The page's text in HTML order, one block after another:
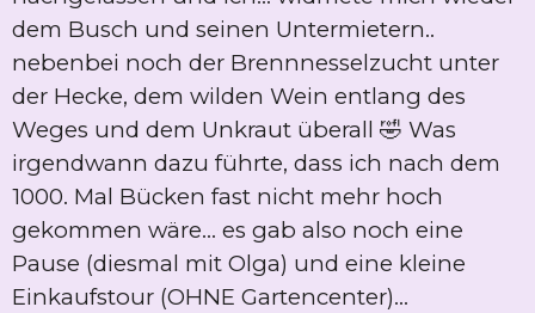
dem Busch und seinen Untermietern..
nebenbei noch der Brennnesselzucht unter
der Hecke, dem wilden Wein entlang des
Weges und dem Unkraut überall 🤣 Was
irgendwann dazu führte, dass ich nach dem
1000. Mal Bücken fast nicht mehr hoch
gekommen wäre... es gab also noch eine
Pause (diesmal mit Olga) und eine kleine
Einkaufstour (OHNE Gartencenter)...